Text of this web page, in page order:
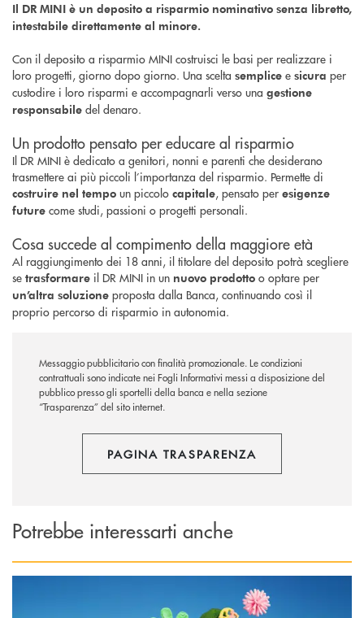
Il DR MINI è un deposito a risparmio nominativo senza libretto,
intestabile direttamente al minore.
Con il deposito a risparmio MINI costruisci le basi per realizzare i
loro progetti, giorno dopo giorno. Una scelta semplice e sicura per
custodire i loro risparmi e accompagnarli verso una gestione
responsabile del denaro.
Un prodotto pensato per educare al risparmio
Il DR MINI è dedicato a genitori, nonni e parenti che desiderano
trasmettere ai più piccoli l’importanza del risparmio. Permette di
costruire nel tempo un piccolo capitale, pensato per esigenze
future come studi, passioni o progetti personali.
Cosa succede al compimento della maggiore età
Al raggiungimento dei 18 anni, il titolare del deposito potrà scegliere
se trasformare il DR MINI in un nuovo prodotto o optare per
un’altra soluzione proposta dalla Banca, continuando così il
proprio percorso di risparmio in autonomia.
Messaggio pubblicitario con finalità promozionale. Le condizioni
contrattuali sono indicate nei Fogli Informativi messi a disposizione del
pubblico presso gli sportelli della banca e nella sezione
“Trasparenza” del sito internet.
PAGINA TRASPARENZA
Potrebbe interessarti anche